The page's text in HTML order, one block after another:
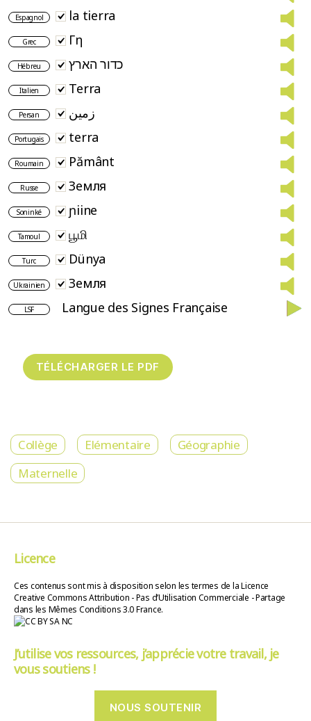
Espagnol la tierra
Grec Γη
Hébreu כדור הארץ
Italien Terra
Persan زمین
Portugais terra
Roumain Pământ
Russe Земля
Soninké ɲiine
Tamoul பூமி
Turc Dünya
Ukrainien Земля
LSF Langue des Signes Française
Collège Elémentaire
Géographie
Maternelle
Licence
Ces contenus sont mis à disposition selon les termes de la Licence
Creative Commons Attribution - Pas d’Utilisation Commerciale - Partage
dans les Mêmes Conditions 3.0 France.
J’utilise vos ressources, j’apprécie votre travail, je
vous soutiens !
NOUS SOUTENIR